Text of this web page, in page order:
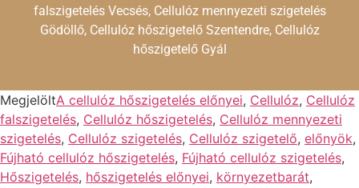
falszigetelés Vecsés, Cellulóz mennyezeti szigetelés
Gödöllő, Cellulóz hőszigetelő Szentendre, Cellulóz
hőszigetelő Gyál
MegjelöltA cellulóz hőszigetelés előnyei, Cellulóz, Cellulóz
falszigetelés, Cellulóz hőszigetelés, Cellulóz mennyezeti
szigetelés, Cellulóz szigetelés, Cellulóz szigetelő, előnyök,
Fújható cellulóz hőszigetelés, Fújható cellulóz szigetelés,
Hőszigetelés, hőszigetelés előnyei, környezetbarát,